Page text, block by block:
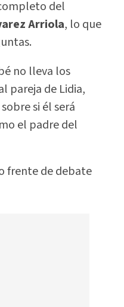
del
Arriola, lo que
no lleva los
pareja de Lidia,
si él será
el padre del
frente de debate